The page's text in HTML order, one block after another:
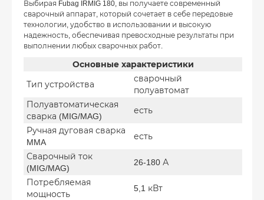
Выбирая Fubag IRMIG 180, вы получаете современный
сварочный аппарат, который сочетает в себе передовые
технологии, удобство в использовании и высокую
надежность, обеспечивая превосходные результаты при
выполнении любых сварочных работ.
Основные характеристики
Тип устройства
сварочный
полуавтомат
Полуавтоматическая
сварка (MIG/MAG)
есть
Ручная дуговая сварка
MMA
есть
Сварочный ток
(MIG/MAG)
26-180 А
Потребляемая
мощность
5,1 кВт